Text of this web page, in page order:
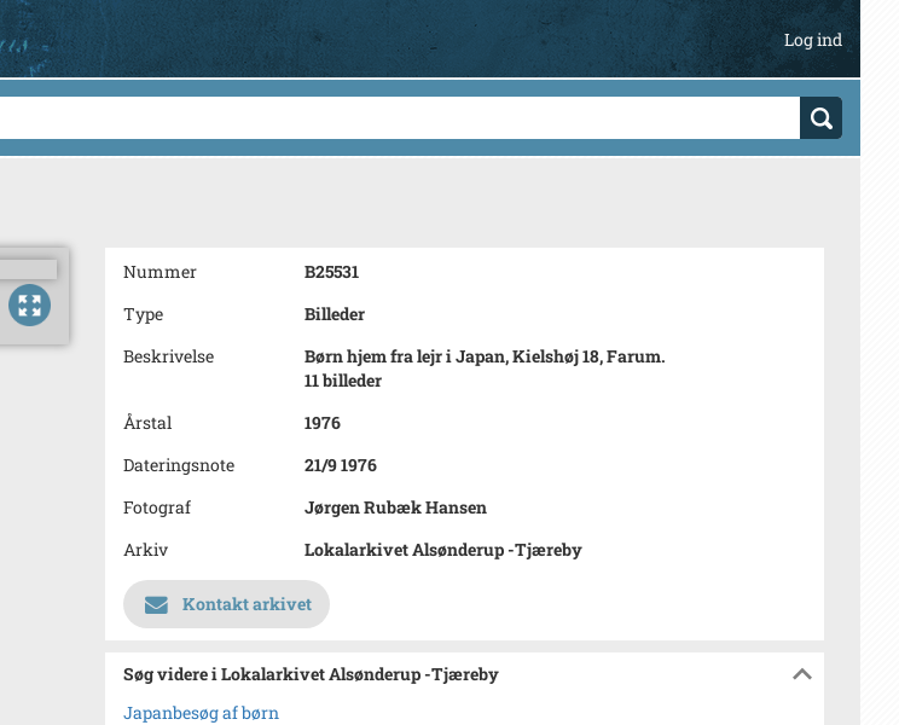
Log ind
Nummer
B25531
Type
Billeder
Beskrivelse
Børn hjem fra lejr i Japan, Kielshøj 18, Farum.
11 billeder
Årstal
1976
Dateringsnote
21/9 1976
Fotograf
Jørgen Rubæk Hansen
Arkiv
Lokalarkivet Alsønderup -Tjæreby
Kontakt arkivet
Søg videre i Lokalarkivet Alsønderup -Tjæreby
Japanbesøg af børn